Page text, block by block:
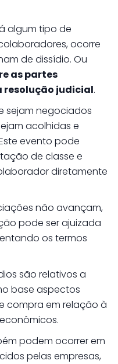
algum tipo de
ocorre
de dissídio. Ou
as partes
resolução judicial.
sejam negociados
acolhidas e
evento pode
de classe e
diretamente
não avançam,
pode ser ajuizada
os termos
são relativos a
base aspectos
compra em relação à
podem ocorrer em
pelas empresas,